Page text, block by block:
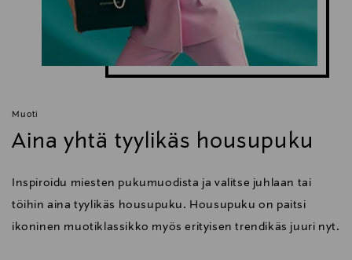
Muoti
Aina yhtä tyylikäs housupuku
Inspiroidu miesten pukumuodista ja valitse juhlaan tai
töihin aina tyylikäs housupuku. Housupuku on paitsi
ikoninen muotiklassikko myös erityisen trendikäs juuri nyt.